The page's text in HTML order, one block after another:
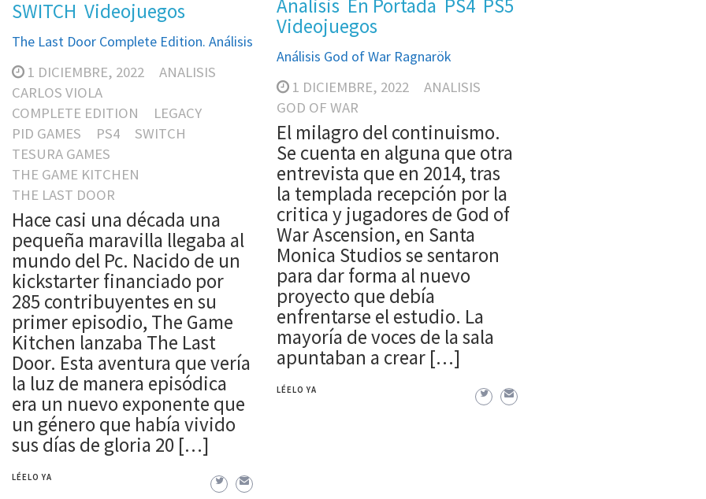
SWITCH Videojuegos
The Last Door Complete Edition. Análisis
1 DICIEMBRE, 2022
ANALISIS
CARLOS VIOLA
COMPLETE EDITION
LEGACY
PID GAMES
PS4
SWITCH
TESURA GAMES
THE GAME KITCHEN
THE LAST DOOR
Hace casi una década una
pequeña maravilla llegaba al
mundo del Pc. Nacido de un
kickstarter financiado por
285 contribuyentes en su
primer episodio, The Game
Kitchen lanzaba The Last
Door. Esta aventura que vería
la luz de manera episódica
era un nuevo exponente que
un género que había vivido
sus días de gloria 20 […]
LÉELO YA
Analisis En Portada PS4 PS5
Videojuegos
Análisis God of War Ragnarök
1 DICIEMBRE, 2022
ANALISIS
GOD OF WAR
El milagro del continuismo.
Se cuenta en alguna que otra
entrevista que en 2014, tras
la templada recepción por la
critica y jugadores de God of
War Ascension, en Santa
Monica Studios se sentaron
para dar forma al nuevo
proyecto que debía
enfrentarse el estudio. La
mayoría de voces de la sala
apuntaban a crear […]
LÉELO YA